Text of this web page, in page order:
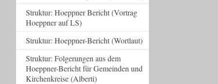
Struktur: Hoeppner Bericht (Vortrag
Hoeppner auf LS)
Struktur: Hoeppner-Bericht (Wortlaut)
Struktur: Folgerungen aus dem
Hoeppner-Bericht für Gemeinden und
Kirchenkreise (Alberti)